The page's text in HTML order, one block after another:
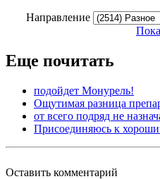
Направление
Еще почитать
подойдет Монурель!
Ощутимая разница
от всего подряд не
Присоединяюсь к
Оставить комментарий